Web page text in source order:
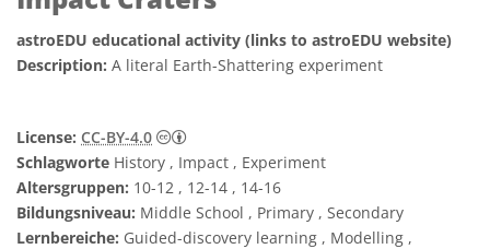
astroEDU educational activity (links to astroEDU website)
Description: A literal Earth-Shattering experiment
License: CC-BY-4.0
Creative Commons Namensnennung 4.0
Schlagworte History , Impact , Experiment
Altersgruppen: 10-12 , 12-14 , 14-16
Bildungsniveau: Middle School , Primary , Secondary
Lernbereiche: Guided-discovery learning , Modelling ,